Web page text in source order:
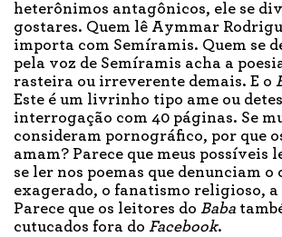
heterônimos antagônicos, ele se
gostares. Quem lê Aymmar
importa com Semíramis. Quem se
pela voz de Semíramis acha a
rasteira ou irreverente demais. E o
Este é um livrinho tipo ame ou
interrogação com 40 páginas. Se
consideram pornográfico, por que
amam? Parece que meus possíveis
se ler nos poemas que denunciam o
exagerado, o fanatismo religioso, a
Parece que os leitores do Baba
cutucados fora do Facebook.